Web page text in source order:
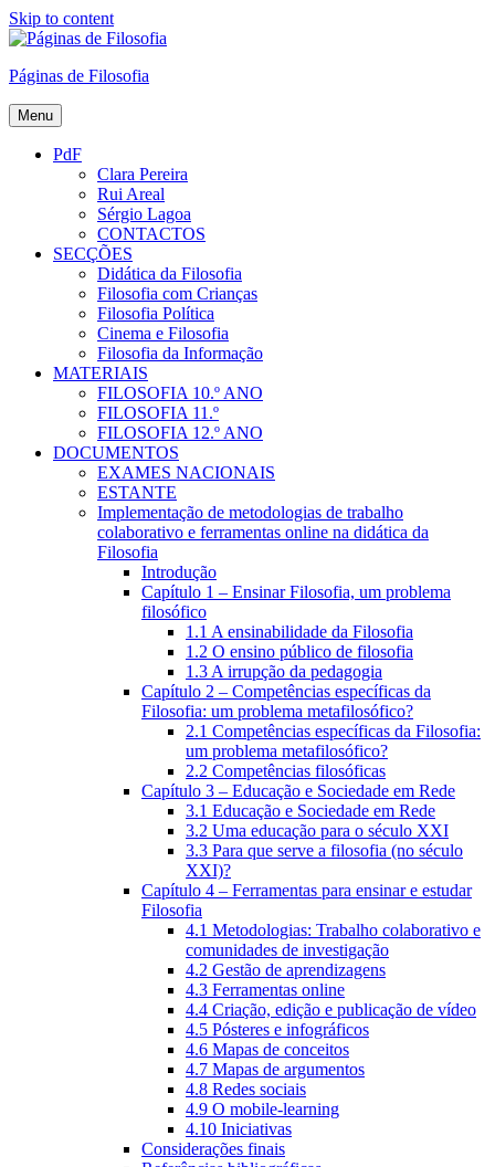
Skip to content
Páginas de Filosofia
Menu
PdF
Clara Pereira
Rui Areal
Sérgio Lagoa
CONTACTOS
SECÇÕES
Didática da Filosofia
Filosofia com Crianças
Filosofia Política
Cinema e Filosofia
Filosofia da Informação
MATERIAIS
FILOSOFIA 10.º ANO
FILOSOFIA 11.º
FILOSOFIA 12.º ANO
DOCUMENTOS
EXAMES NACIONAIS
ESTANTE
Implementação de metodologias de trabalho
colaborativo e ferramentas online na didática da
Filosofia
Introdução
Capítulo 1 – Ensinar Filosofia, um problema
filosófico
1.1 A ensinabilidade da Filosofia
1.2 O ensino público de filosofia
1.3 A irrupção da pedagogia
Capítulo 2 – Competências específicas da
Filosofia: um problema metafilosófico?
2.1 Competências específicas da Filosofia:
um problema metafilosófico?
2.2 Competências filosóficas
Capítulo 3 – Educação e Sociedade em Rede
3.1 Educação e Sociedade em Rede
3.2 Uma educação para o século XXI
3.3 Para que serve a filosofia (no século
XXI)?
Capítulo 4 – Ferramentas para ensinar e estudar
Filosofia
4.1 Metodologias: Trabalho colaborativo e
comunidades de investigação
4.2 Gestão de aprendizagens
4.3 Ferramentas online
4.4 Criação, edição e publicação de vídeo
4.5 Pósteres e infográficos
4.6 Mapas de conceitos
4.7 Mapas de argumentos
4.8 Redes sociais
4.9 O mobile-learning
4.10 Iniciativas
Considerações finais